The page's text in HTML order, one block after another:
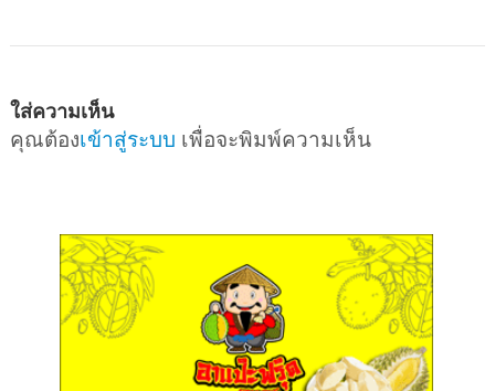
ใส่ความเห็น
คุณต้องเข้าสู่ระบบ เพื่อจะพิมพ์ความเห็น